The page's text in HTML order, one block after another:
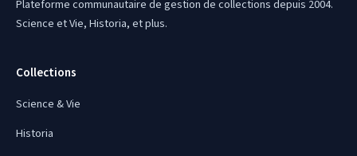
Plateforme communautaire de gestion de collections depuis 2004.
Science et Vie, Historia, et plus.
Collections
Science & Vie
Historia